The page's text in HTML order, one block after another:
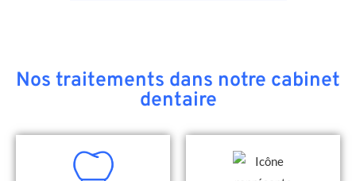
Nos traitements dans notre cabinet
dentaire